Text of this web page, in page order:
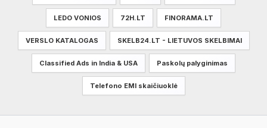
LEDO VONIOS 72H.LT FINORAMA.LT
VERSLO KATALOGAS SKELB24.LT - LIETUVOS SKELBIMAI
Classified Ads in India & USA Paskolų palyginimas
Telefono EMI skaičiuoklė